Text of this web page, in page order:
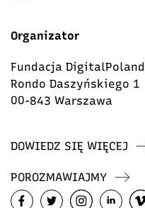
Organizator
Fundacja DigitalPoland
Rondo Daszyńskiego 1
00-843 Warszawa
DOWIEDZ SIĘ WIĘCEJ
POROZMAWIAJMY